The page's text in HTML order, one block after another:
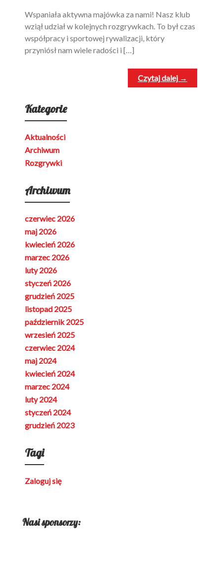
Wspaniała aktywna majówka za nami! Nasz klub
wziął udział w kolejnych rozgrywkach. To był czas
współpracy i sportowej rywalizacji, który
przyniósł nam wiele radości i […]
Czytaj dalej →
Kategorie
Aktualności
Archiwum
Rozgrywki
Archiwum
czerwiec 2026
maj 2026
kwiecień 2026
marzec 2026
luty 2026
styczeń 2026
grudzień 2025
listopad 2025
październik 2025
wrzesień 2025
czerwiec 2024
maj 2024
kwiecień 2024
marzec 2024
luty 2024
styczeń 2024
grudzień 2023
Tagi
Zaloguj się
Nasi sponsorzy: